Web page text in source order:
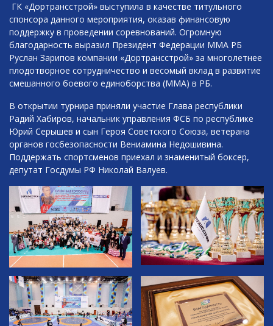
ГК «Дортрансстрой» выступила в качестве титульного
спонсора данного мероприятия, оказав финансовую
поддержку в проведении соревнований. Огромную
благодарность выразил Президент Федерации ММА РБ
Руслан Зарипов компании «Дортрансстрой» за многолетнее
плодотворное сотрудничество и весомый вклад в развитие
смешанного боевого единоборства (ММА) в РБ.
В открытии турнира приняли участие Глава республики
Радий Хабиров, начальник управления ФСБ по республике
Юрий Серышев и сын Героя Советского Союза, ветерана
органов госбезопасности Вениамина Недошивина.
Поддержать спортсменов приехал и знаменитый боксер,
депутат Госдумы РФ Николай Валуев.